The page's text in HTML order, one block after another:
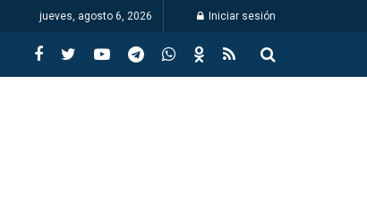
jueves, agosto 6, 2026 Iniciar sesión